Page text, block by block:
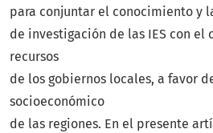
para conjuntar el conocimiento y
de investigación de las IES con el
recursos
de los gobiernos locales, a favor
socioeconómico
de las regiones. En el presente